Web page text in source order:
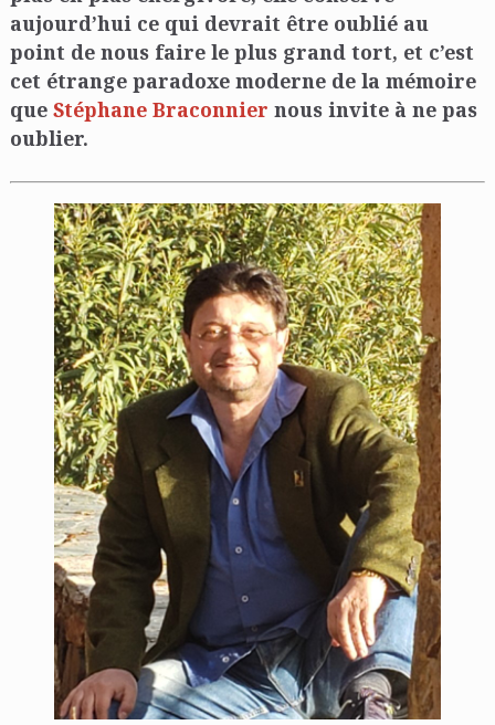
aujourd’hui ce qui devrait être oublié au
point de nous faire le plus grand tort, et c’est
cet étrange paradoxe moderne de la mémoire
que Stéphane Braconnier nous invite à ne pas
oublier.